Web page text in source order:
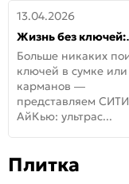
13.04.2026
Жизнь без ключей:
встречайте новую
СИТИ ИНТЕГРА
Больше никаких
ключей в сумке или
карманов —
представляем
АйКью: ультрас...
Плитка